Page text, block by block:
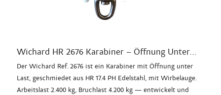
Wichard HR 2676 Karabiner – Öffnung Unter...
Der Wichard Ref. 2676 ist ein Karabiner mit Öffnung unter
Last, geschmiedet aus HR 17.4 PH Edelstahl, mit Wirbelauge.
Arbeitslast 2.400 kg, Bruchlast 4.200 kg — entwickelt und